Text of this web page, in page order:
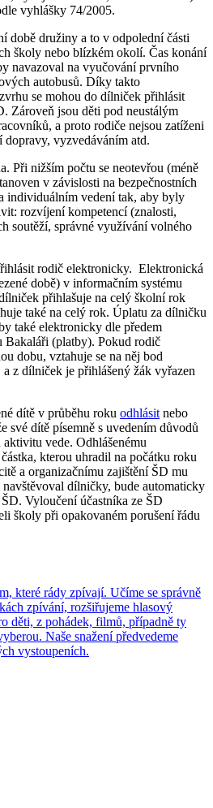
vyhlášky 74/2005.
době družiny a to v odpolední části
školy nebo blízkém okolí. Čas konání
navazoval na vyučování prvního
autobusů. Díky takto
se mohou do dílniček přihlásit
Zároveň jsou děti pod neustálým
a proto rodiče nejsou zatíženi
vyzvedáváním atd.
Při nižším počtu se neotevřou (méně
v závislosti na bezpečnostních
individuálním vedení tak, aby byly
rozvíjení kompetencí (znalosti,
soutěží, správné využívání volného
rodič elektronicky. Elektronická
době) v informačním systému
přihlašuje na celý školní rok
také na celý rok. Úplatu za dílničku
také elektronicky dle předem
Bakaláři (platby). Pokud rodič
dobu, vztahuje se na něj bod
a z dílniček je přihlášený žák vyřazen
dítě v průběhu roku odhlásit nebo
své dítě písemně s uvedením důvodů
vede. Odhlášenému
kterou uhradil na počátku roku
a organizačnímu zajištění ŠD mu
dílničky, bude automaticky
Vyloučení účastníka ze ŠD
školy při opakovaném porušení řádu
které rády zpívají. Učíme se správně
zpívání, rozšiřujeme hlasový
děti, z pohádek, filmů, případně ty
Naše snažení předvedeme
vystoupeních.